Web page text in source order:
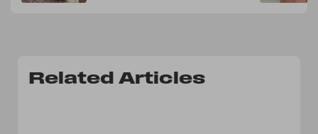
Related Articles